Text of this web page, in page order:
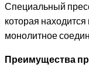
Специальный
которая
монолитное
Преимущества